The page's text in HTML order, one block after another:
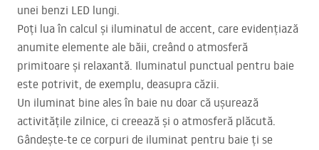
unei benzi LED lungi.
Poți lua în calcul și iluminatul de accent, care evidențiază
anumite elemente ale băii, creând o atmosferă
primitoare și relaxantă. Iluminatul punctual pentru baie
este potrivit, de exemplu, deasupra căzii.
Un iluminat bine ales în baie nu doar că ușurează
activitățile zilnice, ci creează și o atmosferă plăcută.
Gândește-te ce corpuri de iluminat pentru baie ți se